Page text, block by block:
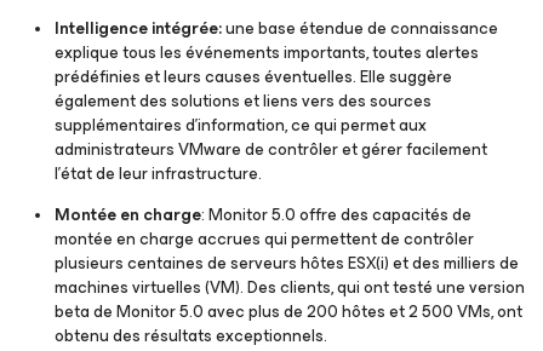
Intelligence intégrée:une base étendue de connaissance
explique tous les événements importants, toutes alertes
prédéfinies et leurs causes éventuelles. Elle suggère
également des solutions et liens vers des sources
supplémentaires d’information, ce qui permet aux
administrateurs VMware de contrôler et gérer facilement
l’état de leur infrastructure.
Montée en charge: Monitor 5.0 offre des capacités de
montée en charge accrues qui permettent de contrôler
plusieurs centaines de serveurs hôtes ESX(i) et des milliers de
machines virtuelles (VM). Des clients, qui ont testé une version
beta de Monitor 5.0 avec plus de 200 hôtes et 2 500 VMs, ont
obtenu des résultats exceptionnels.